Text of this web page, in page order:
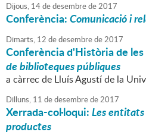
Dijous, 14dedesembrede2017
Conferència:Comunicació i
Dimarts, 12 dedesembrede2017
Conferència d'Història de
de biblioteques públiques
a càrrec de Lluís Agustí de la
Dilluns, 11 dedesembrede2017
Xerrada-col·loqui:Les entitats
productes